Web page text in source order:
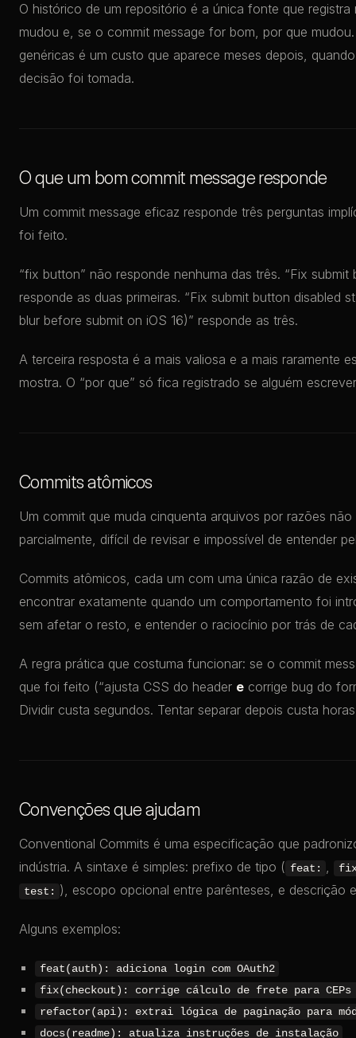
O histórico de um repositório é a única fonte que
mudou e, se o commit message for bom, por que
genéricas é um custo que aparece meses depois,
decisão foi tomada.
O que um bom commit message responde
Um commit message eficaz responde três perguntas
foi feito.
“fix button” não responde nenhuma das três. “Fix
responde as duas primeiras. “Fix submit button disabled
blur before submit on iOS 16)” responde as três.
A terceira resposta é a mais valiosa e a mais raramente
mostra. O “por que” só fica registrado se alguém
Commits atômicos
Um commit que muda cinquenta arquivos por razões
parcialmente, difícil de revisar e impossível de entender
Commits atômicos, cada um com uma única razão de
encontrar exatamente quando um comportamento foi
sem afetar o resto, e entender o raciocínio por trás de
A regra prática que costuma funcionar: se o commit
que foi feito (“ajusta CSS do header e corrige bug do
Dividir custa segundos. Tentar separar depois custa
Convenções que ajudam
Conventional Commits é uma especificação que
indústria. A sintaxe é simples: prefixo de tipo ( feat: ,
test: ), escopo opcional entre parênteses, e descrição
Alguns exemplos:
feat(auth): adiciona login com OAuth2
fix(checkout): corrige cálculo de frete para CEPs
refactor(api): extrai lógica de paginação para
docs(readme): atualiza instruções de instalação